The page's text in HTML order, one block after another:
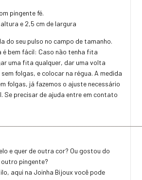
pingente fé.
e 2,5 cm de largura
do seu pulso no campo de tamanho.
é bem fácil: Caso não tenha fita
uma fita qualquer, dar uma volta
folgas, e colocar na régua. A medida
folgas, já fazemos o ajuste necessário
Se precisar de ajuda entre em contato
e quer de outra cor? Ou gostou do
pingente?
aqui na Joinha Bijoux você pode